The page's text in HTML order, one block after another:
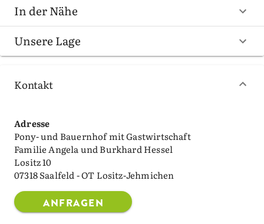
In der Nähe
Unsere Lage
Kontakt
Adresse
Pony- und Bauernhof mit Gastwirtschaft
Familie Angela und Burkhard Hessel
Lositz 10
07318 Saalfeld - OT Lositz-Jehmichen
ANFRAGEN